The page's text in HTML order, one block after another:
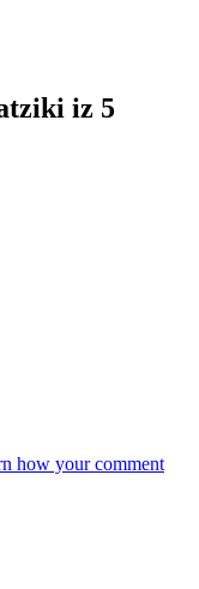
iz 5
how your comment